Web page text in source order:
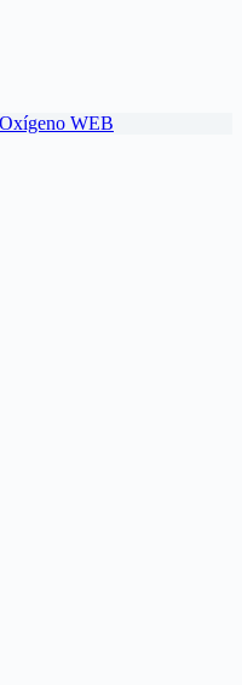
Oxígeno WEB